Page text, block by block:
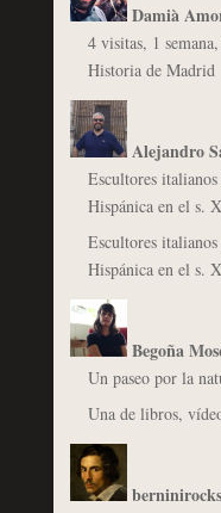
Damià
4 visitas, 1
Historia de Madrid
Alejandro
Escultores
Hispánica en el s.
Escultores
Hispánica en el s.
Begoña
Un paseo por la
Una de libros,
berninirocks